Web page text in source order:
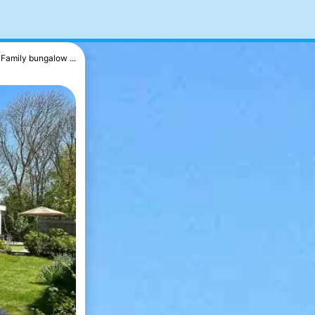
Family bungalow ...